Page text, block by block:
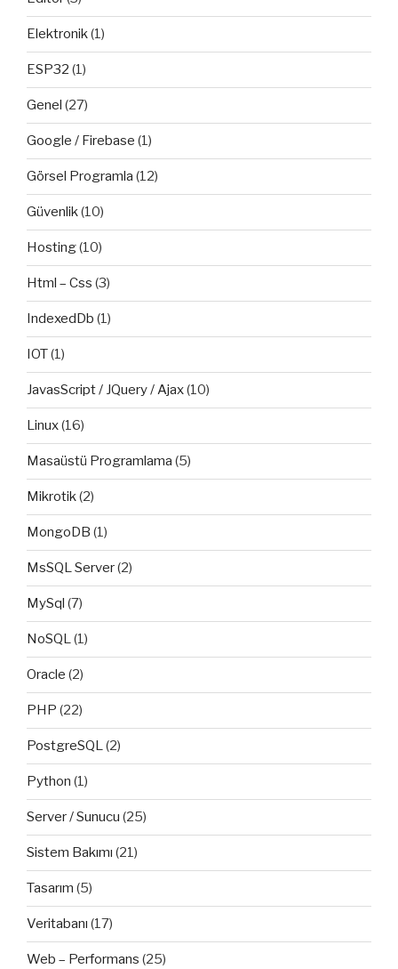
Elektronik(1)
ESP32 (1)
Genel (27)
Google / Firebase (1)
Görsel Programla (12)
Güvenlik(10)
Hosting(10)
Html – Css (3)
IndexedDb (1)
IOT(1)
JavasScript / JQuery / Ajax(10)
Linux(16)
Masaüstü Programlama (5)
Mikrotik(2)
MongoDB (1)
MsSQL Server(2)
MySql (7)
NoSQL(1)
Oracle (2)
PHP (22)
PostgreSQL(2)
Python (1)
Server / Sunucu (25)
Sistem Bakımı (21)
Tasarım (5)
Veritabanı (17)
Web – Performans (25)